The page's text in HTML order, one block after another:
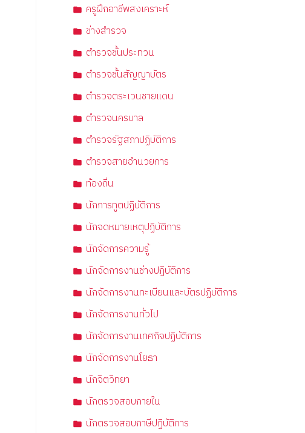
ครูฝึกอาชีพสงเคราะห์
ช่างสำรวจ
ตำรวจชั้นประทวน
ตำรวจชั้นสัญญาบัตร
ตำรวจตระเวนชายแดน
ตำรวจนครบาล
ตำรวจรัฐสภาปฏิบัติการ
ตำรวจสายอำนวยการ
ท้องถิ่น
นักการทูตปฏิบัติการ
นักจดหมายเหตุปฏิบัติการ
นักจัดการความรู้
นักจัดการงานช่างปฏิบัติการ
นักจัดการงานทะเบียนและบัตรปฏิบัติการ
นักจัดการงานทั่วไป
นักจัดการงานเทศกิจปฏิบัติการ
นักจัดการงานโยธา
นักจิตวิทยา
นักตรวจสอบภายใน
นักตรวจสอบภาษีปฏิบัติการ